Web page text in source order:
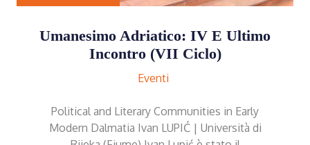
Umanesimo Adriatico: IV E Ultimo
Incontro (VII Ciclo)
Eventi
Political and Literary Communities in Early
Modern Dalmatia Ivan LUPIĆ | Università di